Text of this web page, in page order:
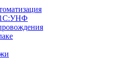
1С:УНФ